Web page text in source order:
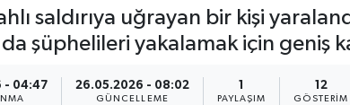
saldırıya uğrayan bir kişi
şüphelileri yakalamak için geniş
- 04:47 26.05.2026 - 08:02
GÜNCELLEME PAYLAŞIM
12
GÖSTERIM